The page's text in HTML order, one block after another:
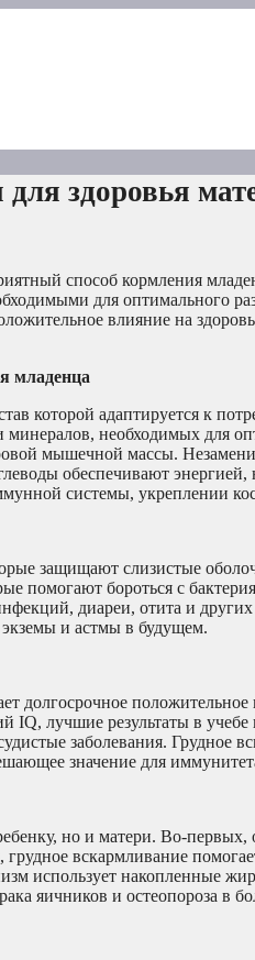
здоровья
способ кормления
для оптимального
влияние на
младенца
которой адаптируется к
необходимых для
мышечной массы.
обеспечивают
системы, укреплении
защищают слизистые
помогают бороться с
диареи, отита и
экземы и астмы в будущем.
долгосрочное
лучшие результаты в учебе
заболевания. Грудное
значение для
но и матери. Во-
вскармливание
использует накопленные
яичников и остеопороза в